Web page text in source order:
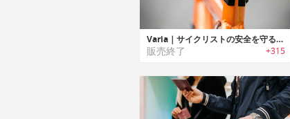
Varia｜サイクリストの安全を守る自転車用の後方確認レーダー「バリア」
販売終了 +315